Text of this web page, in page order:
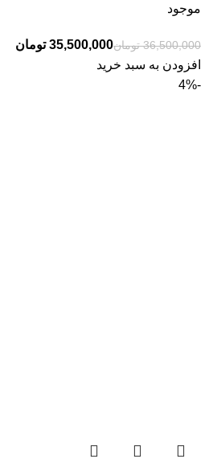
موجود
36,500,000 تومان35,500,000 تومان
افزودن به سبد خرید
-4%